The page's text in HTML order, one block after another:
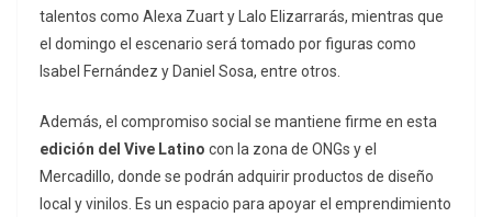
talentos como Alexa Zuart y Lalo Elizarrarás, mientras que
el domingo el escenario será tomado por figuras como
Isabel Fernández y Daniel Sosa, entre otros.
Además, el compromiso social se mantiene firme en esta
edición del Vive Latino con la zona de ONGs y el
Mercadillo, donde se podrán adquirir productos de diseño
local y vinilos. Es un espacio para apoyar el emprendimiento